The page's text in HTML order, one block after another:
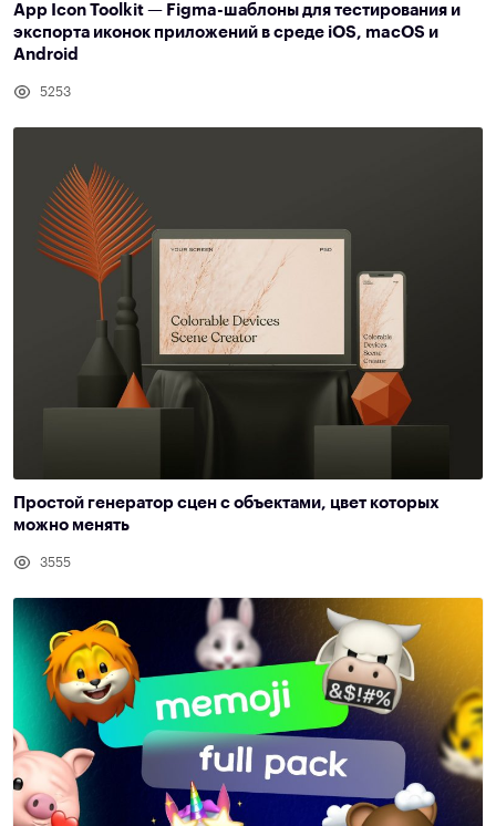
App Icon Toolkit — Figma-шаблоны для тестирования и
экспорта иконок приложений в среде iOS, macOS и
Android
5253
Простой генератор сцен с объектами, цвет которых
можно менять
3555